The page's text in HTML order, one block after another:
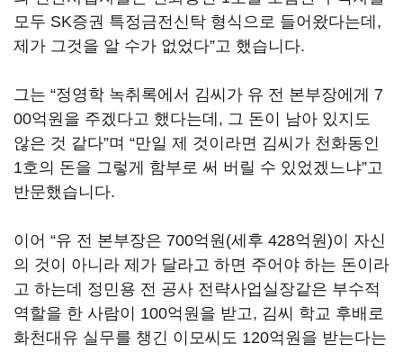
모두 SK증권 특정금전신탁 형식으로 들어왔다는데,
제가 그것을 알 수가 없었다”고 했습니다.
그는 “정영학 녹취록에서 김씨가 유 전 본부장에게 7
00억원을 주겠다고 했다는데, 그 돈이 남아 있지도
않은 것 같다”며 “만일 제 것이라면 김씨가 천화동인
1호의 돈을 그렇게 함부로 써 버릴 수 있었겠느냐”고
반문했습니다.
이어 “유 전 본부장은 700억원(세후 428억원)이 자신
의 것이 아니라 제가 달라고 하면 주어야 하는 돈이라
고 하는데 정민용 전 공사 전략사업실장같은 부수적
역할을 한 사람이 100억원을 받고, 김씨 학교 후배로
화천대유 실무를 챙긴 이모씨도 120억원을 받는다는